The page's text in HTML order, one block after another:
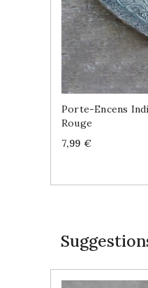
Porte-Encens
Rouge
Price
7,99 €